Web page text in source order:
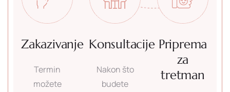
Zakazivanje
Termin
možete
Konsultacije
Nakon što
budete
Priprema
za
tretman